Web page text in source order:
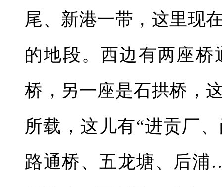
尾、新港一带，这里现
的地段。西边有两座
桥，另一座是石拱桥，
所载，这儿有“进贡厂
路通桥、五龙塘、后